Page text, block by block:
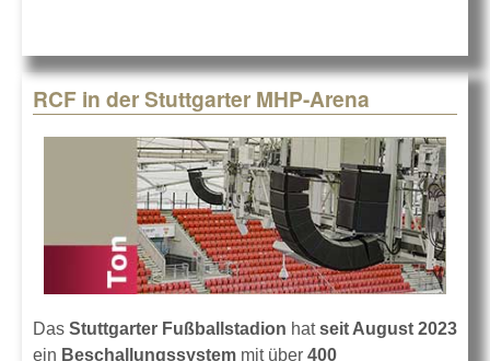
RCF in der Stuttgarter MHP-Arena
Das Stuttgarter Fußballstadion hatseit August 2023
ein Beschallungssystem mit über 400